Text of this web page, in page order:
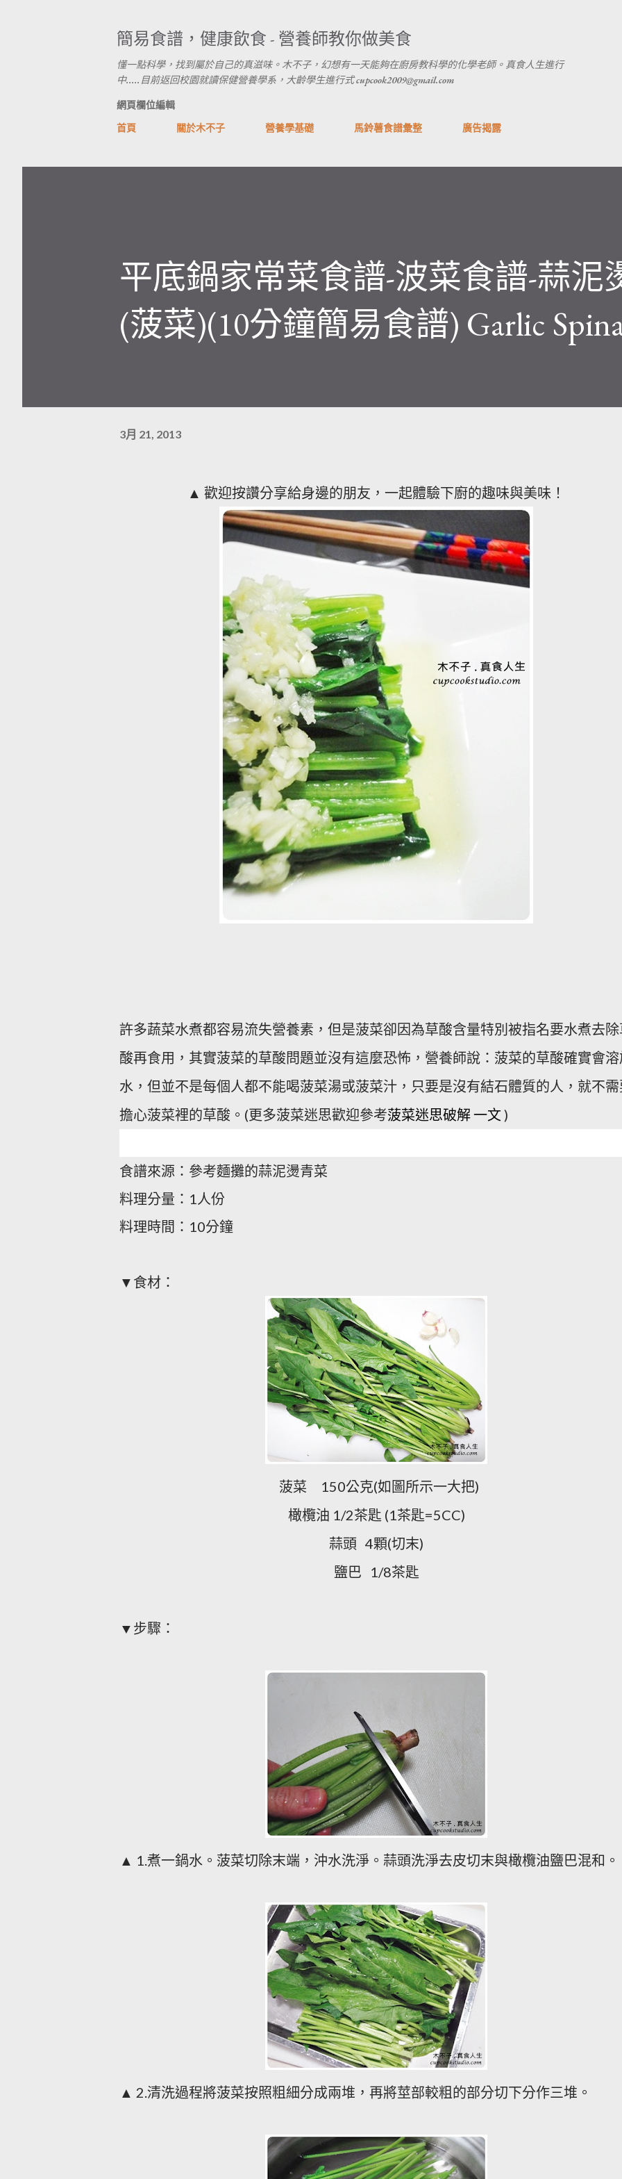
簡易食譜，健康飲食 - 營養師教你做美食
懂一點科學，找到屬於自己的真滋味。木不子，幻想有一天能夠在廚房教科學的化學老師。真食人生進行
中.....目前返回校園就讀保健營養學系，大齡學生進行式 cupcook2009@gmail.com
網頁欄位編輯
首頁
關於木不子 營養學基礎 馬鈴薯食譜彙整 廣告揭露
平底鍋家常菜食譜-波菜食譜-蒜泥
(菠菜)(10分鐘簡易食譜) Garlic
3月 21, 2013
▲ 歡迎按讚分享給身邊的朋友，一起體驗下廚的趣味與美味！
許多蔬菜水煮都容易流失營養素，但是菠菜卻因為草酸含量特別被指名要水煮去除
酸再食用，其實菠菜的草酸問題並沒有這麼恐怖，營養師說：菠菜的草酸確實會
水，但並不是每個人都不能喝菠菜湯或菠菜汁，只要是沒有結石體質的人，就不需
擔心菠菜裡的草酸。 (更多菠菜迷思歡迎參考菠菜迷思破解一文 )
食譜來源：參考麵攤的蒜泥燙青菜
料理分量：1人份
料理時間：10分鐘
▼食材：
菠菜 150公克(如圖所示一大把)
橄欖油 1/2茶匙 (1茶匙=5CC)
蒜頭 4顆(切末)
鹽巴 1/8茶匙
▼步驟：
▲ 1.煮一鍋水。菠菜切除末端，沖水洗淨。蒜頭洗淨去皮切末與橄欖油鹽巴混和。
▲ 2.清洗過程將菠菜按照粗細分成兩堆，再將莖部較粗的部分切下分作三堆。